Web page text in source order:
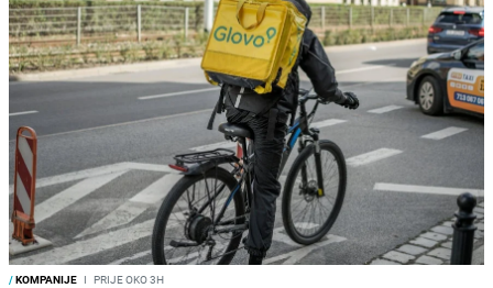
/KOMPANIJE I PRIJE OKO 3H